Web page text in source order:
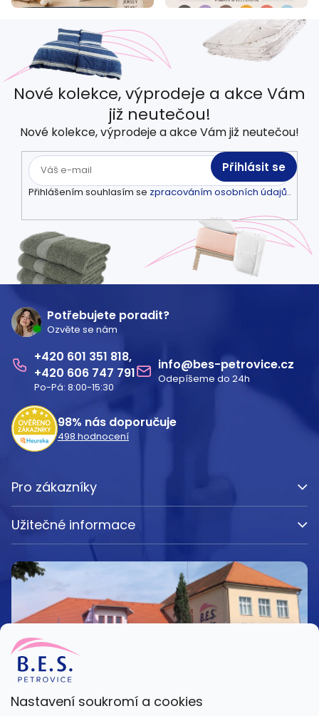
Nastavení soukromí a cookies
Nové kolekce, výprodeje a akce Vám
již neutečou!
Nové kolekce, výprodeje a akce Vám již neutečou!
Přihlášením souhlasím se zpracováním osobních údajů..
Přihlásit se
Potřebujete poradit?
Ozvěte se nám
601 351 818
606 747 791
Po-Pá: 8:00-15:30
info@bes-petrovice.cz
Odepíšeme do 24h
98% nás doporučuje
498 hodnocení
Pro zákazníky
Užitečné informace
Kamenná prodejna